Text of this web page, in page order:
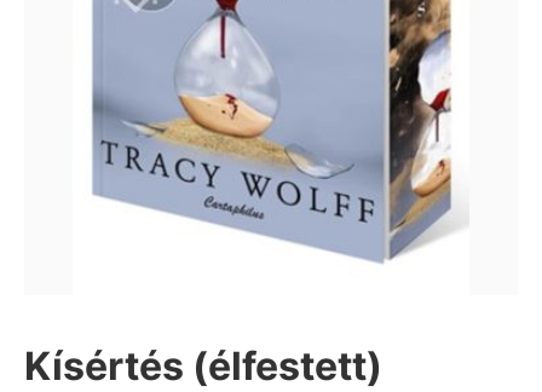
Kísértés (élfestett)